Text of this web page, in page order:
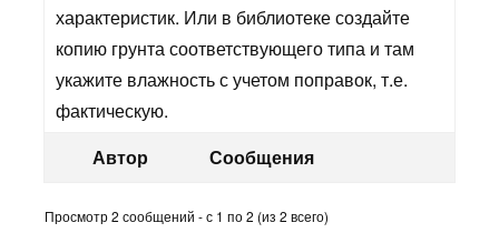
характеристик. Или в библиотеке создайте
копию грунта соответствующего типа и там
укажите влажность с учетом поправок, т.е.
фактическую.
Автор
Сообщения
Просмотр 2 сообщений - с 1 по 2 (из 2 всего)